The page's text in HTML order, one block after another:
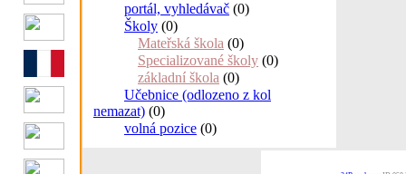
portál, vyhledávač (0)
Školy (0)
Mateřská škola (0)
Specializované školy (0)
základní škola (0)
Učebnice (odlozeno z kol
nemazat) (0)
volná pozice (0)